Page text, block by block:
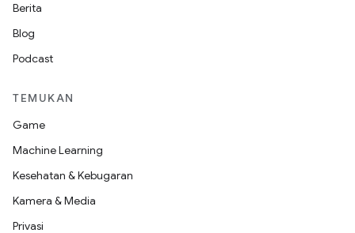
Berita
Blog
Podcast
TEMUKAN
Game
Machine Learning
Kesehatan & Kebugaran
Kamera & Media
Privasi